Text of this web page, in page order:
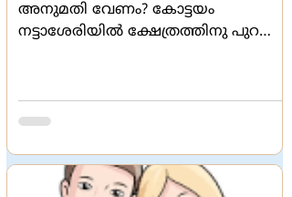
അനുമതി വേണം? കോട്ടയം
നട്ടാശേരിയില്‍ ക്ഷേത്രത്തിനു പുറത്ത്
ശ്രോതാക്കളുടെ
അംഗീകാരത്തോടെയും
പരദേവനഹോ നമുക്ക്
പരിത്രാണനത്തിന്‍ അധിപന്‍" എന്നു